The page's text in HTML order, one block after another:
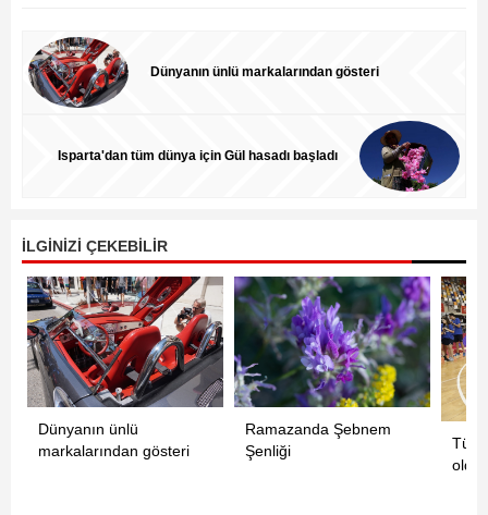
Dünyanın ünlü markalarından gösteri
Isparta'dan tüm dünya için Gül hasadı başladı
İLGİNİZİ ÇEKEBİLİR
Dünyanın ünlü
markalarından gösteri
Ramazanda Şebnem
Şenliği
oldu